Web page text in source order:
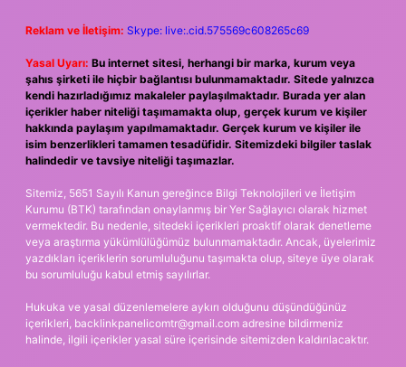
Reklam ve İletişim: Skype: live:.cid.575569c608265c69
Yasal Uyarı: Bu internet sitesi, herhangi bir marka, kurum veya
şahıs şirketi ile hiçbir bağlantısı bulunmamaktadır. Sitede yalnızca
kendi hazırladığımız makaleler paylaşılmaktadır. Burada yer alan
içerikler haber niteliği taşımamakta olup, gerçek kurum ve kişiler
hakkında paylaşım yapılmamaktadır. Gerçek kurum ve kişiler ile
isim benzerlikleri tamamen tesadüfidir. Sitemizdeki bilgiler taslak
halindedir ve tavsiye niteliği taşımazlar.
Sitemiz, 5651 Sayılı Kanun gereğince Bilgi Teknolojileri ve İletişim
Kurumu (BTK) tarafından onaylanmış bir Yer Sağlayıcı olarak hizmet
vermektedir. Bu nedenle, sitedeki içerikleri proaktif olarak denetleme
veya araştırma yükümlülüğümüz bulunmamaktadır. Ancak, üyelerimiz
yazdıkları içeriklerin sorumluluğunu taşımakta olup, siteye üye olarak
bu sorumluluğu kabul etmiş sayılırlar.
Hukuka ve yasal düzenlemelere aykırı olduğunu düşündüğünüz
içerikleri, backlinkpanelicomtr@gmail.com adresine bildirmeniz
halinde, ilgili içerikler yasal süre içerisinde sitemizden kaldırılacaktır.